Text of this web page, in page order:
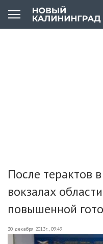
После терактов
вокзалах
повышенной
30 декабря 2013г., 09:49